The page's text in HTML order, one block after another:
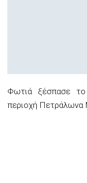
Φωτιά ξέσπασε
περιοχή Πετράλωνα